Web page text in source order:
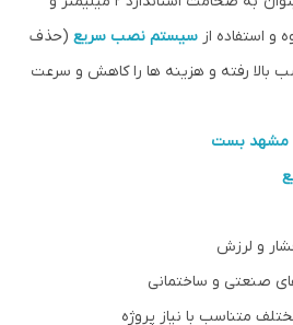
استفاده از سیستم نصب سریع (حذف
نصب بالا رفته و هزینه ها را کاهش و سرعت
مشهد بست
و لرزش
صنعتی و ساختمانی
متناسب با نیاز پروژه